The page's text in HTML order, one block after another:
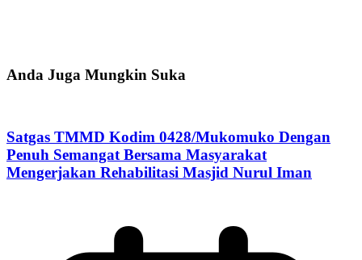
Anda Juga Mungkin Suka
Satgas TMMD Kodim 0428/Mukomuko Dengan
Penuh Semangat Bersama Masyarakat
Mengerjakan Rehabilitasi Masjid Nurul Iman